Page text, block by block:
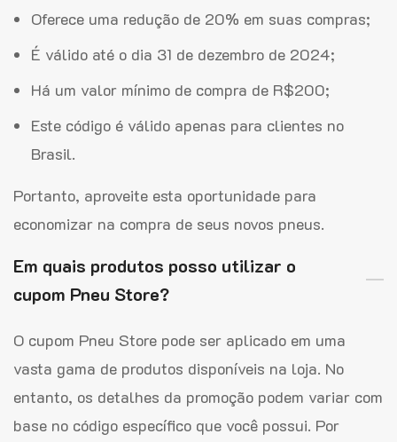
Oferece uma redução de 20% em suas compras;
É válido até o dia 31 de dezembro de 2024;
Há um valor mínimo de compra de R$200;
Este código é válido apenas para clientes no
Brasil.
Portanto, aproveite esta oportunidade para
economizar na compra de seus novos pneus.
Em quais produtos posso utilizar o
cupom Pneu Store?
O cupom Pneu Store pode ser aplicado em uma
vasta gama de produtos disponíveis na loja. No
entanto, os detalhes da promoção podem variar com
base no código específico que você possui. Por